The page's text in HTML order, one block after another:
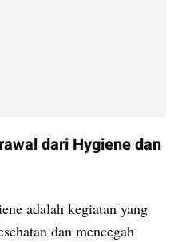
dari Hygiene dan
adalah kegiatan yang
dan mencegah